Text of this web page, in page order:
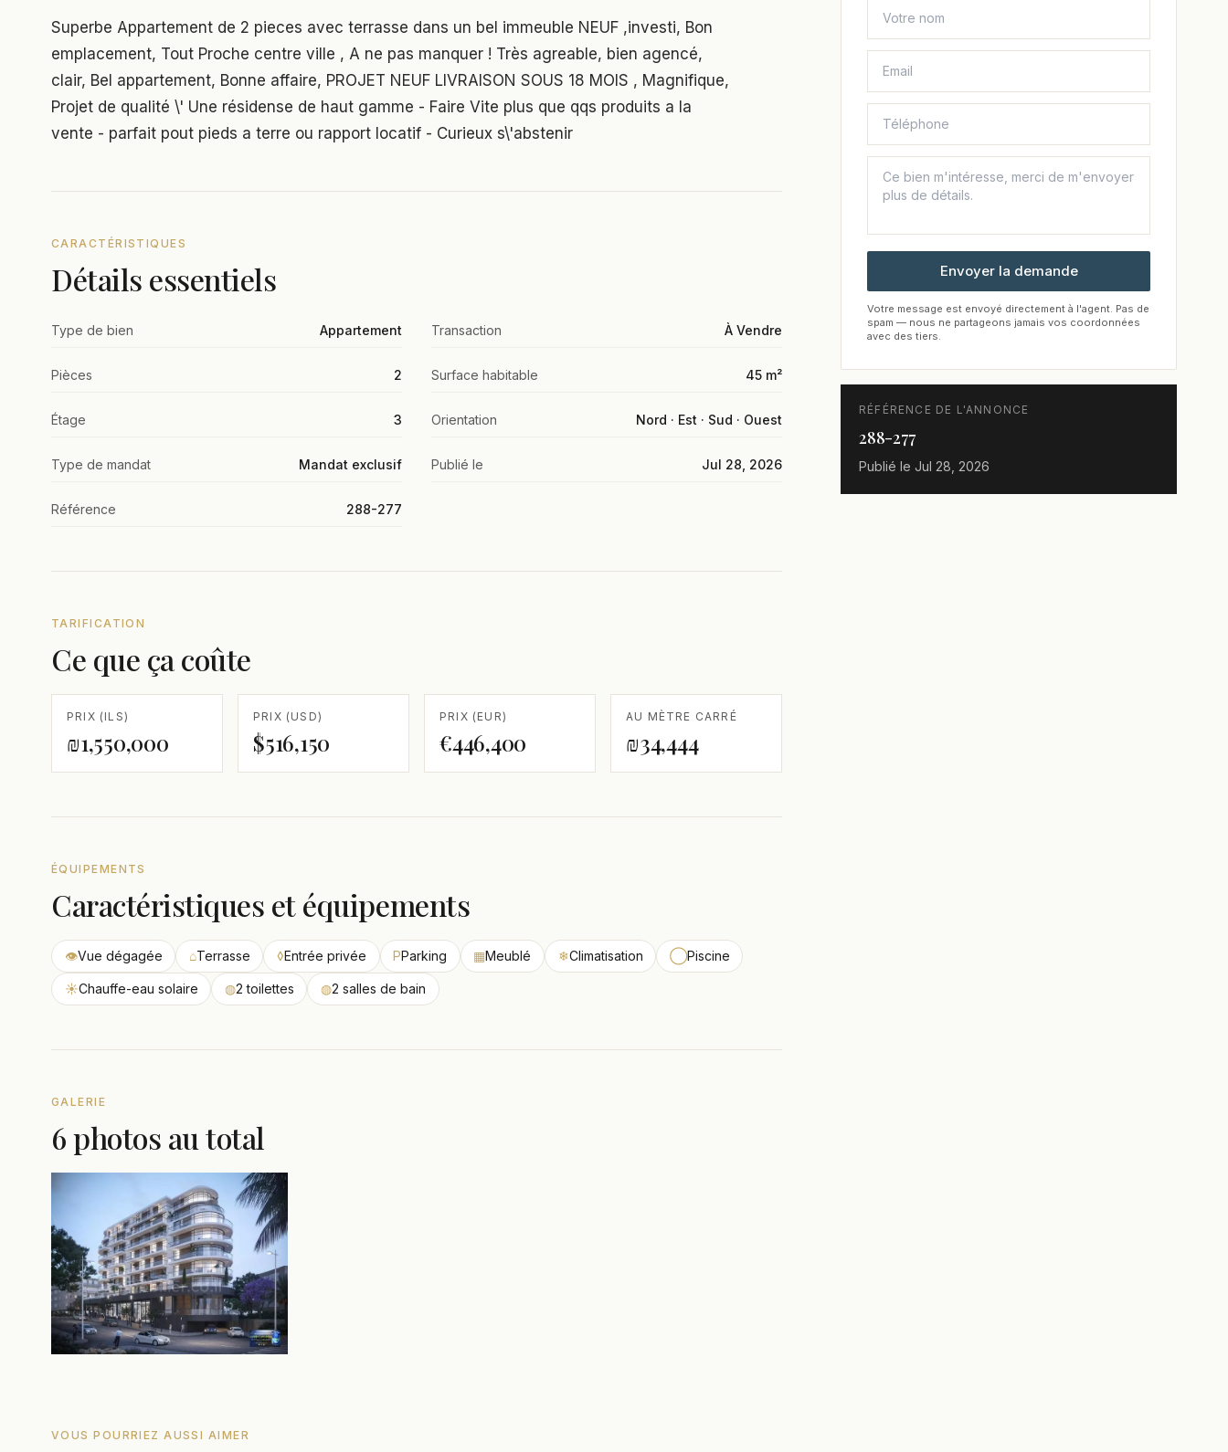
Superbe Appartement de 2 pieces avec terrasse dans un bel immeuble NEUF ,investi, Bon
emplacement, Tout Proche centre ville , A ne pas manquer ! Très agreable, bien agencé,
clair, Bel appartement, Bonne affaire, PROJET NEUF LIVRAISON SOUS 18 MOIS , Magnifique,
Projet de qualité \' Une résidense de haut gamme - Faire Vite plus que qqs produits a la
vente - parfait pout pieds a terre ou rapport locatif - Curieux s\'abstenir
CARACTÉRISTIQUES
Détails essentiels
Type de bien Appartement Transaction À Vendre
Pièces 2 Surface habitable 45 m²
Étage 3 Orientation Nord · Est · Sud · Ouest
Type de mandat Mandat exclusif Publié le Jul 28, 2026
Référence 288-277
TARIFICATION
Ce que ça coûte
PRIX (ILS)
₪1,550,000
PRIX (USD)
$516,150
PRIX (EUR)
€446,400
AU MÈTRE CARRÉ
₪34,444
ÉQUIPEMENTS
Caractéristiques et équipements
👁Vue dégagée ⌂Terrasse ◊Entrée privée PParking ▦Meublé ❄Climatisation ◯Piscine
☀Chauffe-eau solaire ◍2 toilettes ◍2 salles de bain
GALERIE
6 photos au total
Envoyer la demande
Votre message est envoyé directement à l'agent. Pas de
spam — nous ne partageons jamais vos coordonnées
avec des tiers.
RÉFÉRENCE DE L'ANNONCE
288-277
Publié le Jul 28, 2026
VOUS POURRIEZ AUSSI AIMER